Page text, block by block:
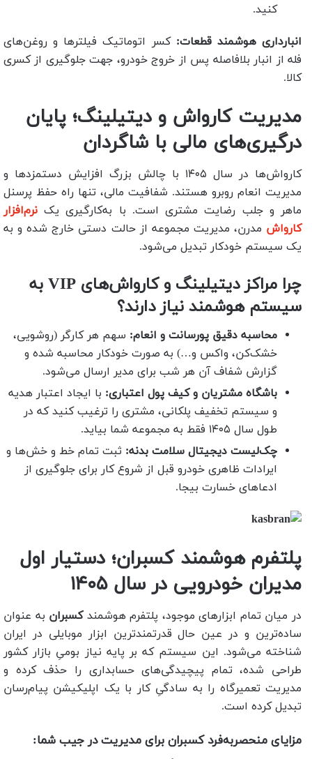
کنید.
انبارداری هوشمند قطعات: کسر اتوماتیک فیلترها و روغن‌های
فله از انبار بلافاصله پس از خروج خودرو، جهت جلوگیری از کسری
کالا.
مدیریت کارواش و دیتیلینگ؛ پایان
درگیری‌های مالی با شاگردان
کارواش‌ها در سال ۱۴۰۵ با چالش بزرگ افزایش دستمزدها و
مدیریت انعام روبرو هستند. شفافیت مالی، تنها راه حفظ پرسنل
ماهر و جلب رضایت مشتری است. با به‌کارگیری یک نرم‌افزار
کارواش مدرن، مدیریت مجموعه از حالت دستی خارج شده و به
یک سیستم خودکار تبدیل می‌شود.
چرا مراکز دیتیلینگ و کارواش‌های VIP به
سیستم هوشمند نیاز دارند؟
محاسبه دقیق پورسانت و انعام: سهم هر کارگر (روشویی،
خشک‌کن، واکس و…) به صورت خودکار محاسبه شده و
گزارش شفاف آن هر شب برای مدیر ارسال می‌شود.
باشگاه مشتریان و کیف پول اعتباری: با ایجاد اعتبار هدیه
و سیستم تخفیف پلکانی، مشتری را ترغیب کنید که در
طول سال ۱۴۰۵ فقط به مجموعه شما بیاید.
چک‌لیست دیجیتال سلامت بدنه: ثبت تمام خط و خش‌ها و
ایرادات ظاهری خودرو قبل از شروع کار برای جلوگیری از
ادعاهای خسارت بیجا.
پلتفرم هوشمند کسبران؛ دستیار اول
مدیران خودرویی در سال ۱۴۰۵
در میان تمام ابزارهای موجود، پلتفرم هوشمندکسبران به عنوان
ساده‌ترین و در عین حال قدرتمندترین ابزار موبایلی در ایران
شناخته می‌شود. این سیستم که بر پایه نیاز بومیِ بازار کشور
طراحی شده، تمام پیچیدگی‌های حسابداری را حذف کرده و
مدیریت تعمیرگاه را به سادگیِ کار با یک اپلیکیشن پیام‌رسان
تبدیل کرده است.
مزایای منحصربه‌فرد کسبران برای مدیریت در جیب شما: